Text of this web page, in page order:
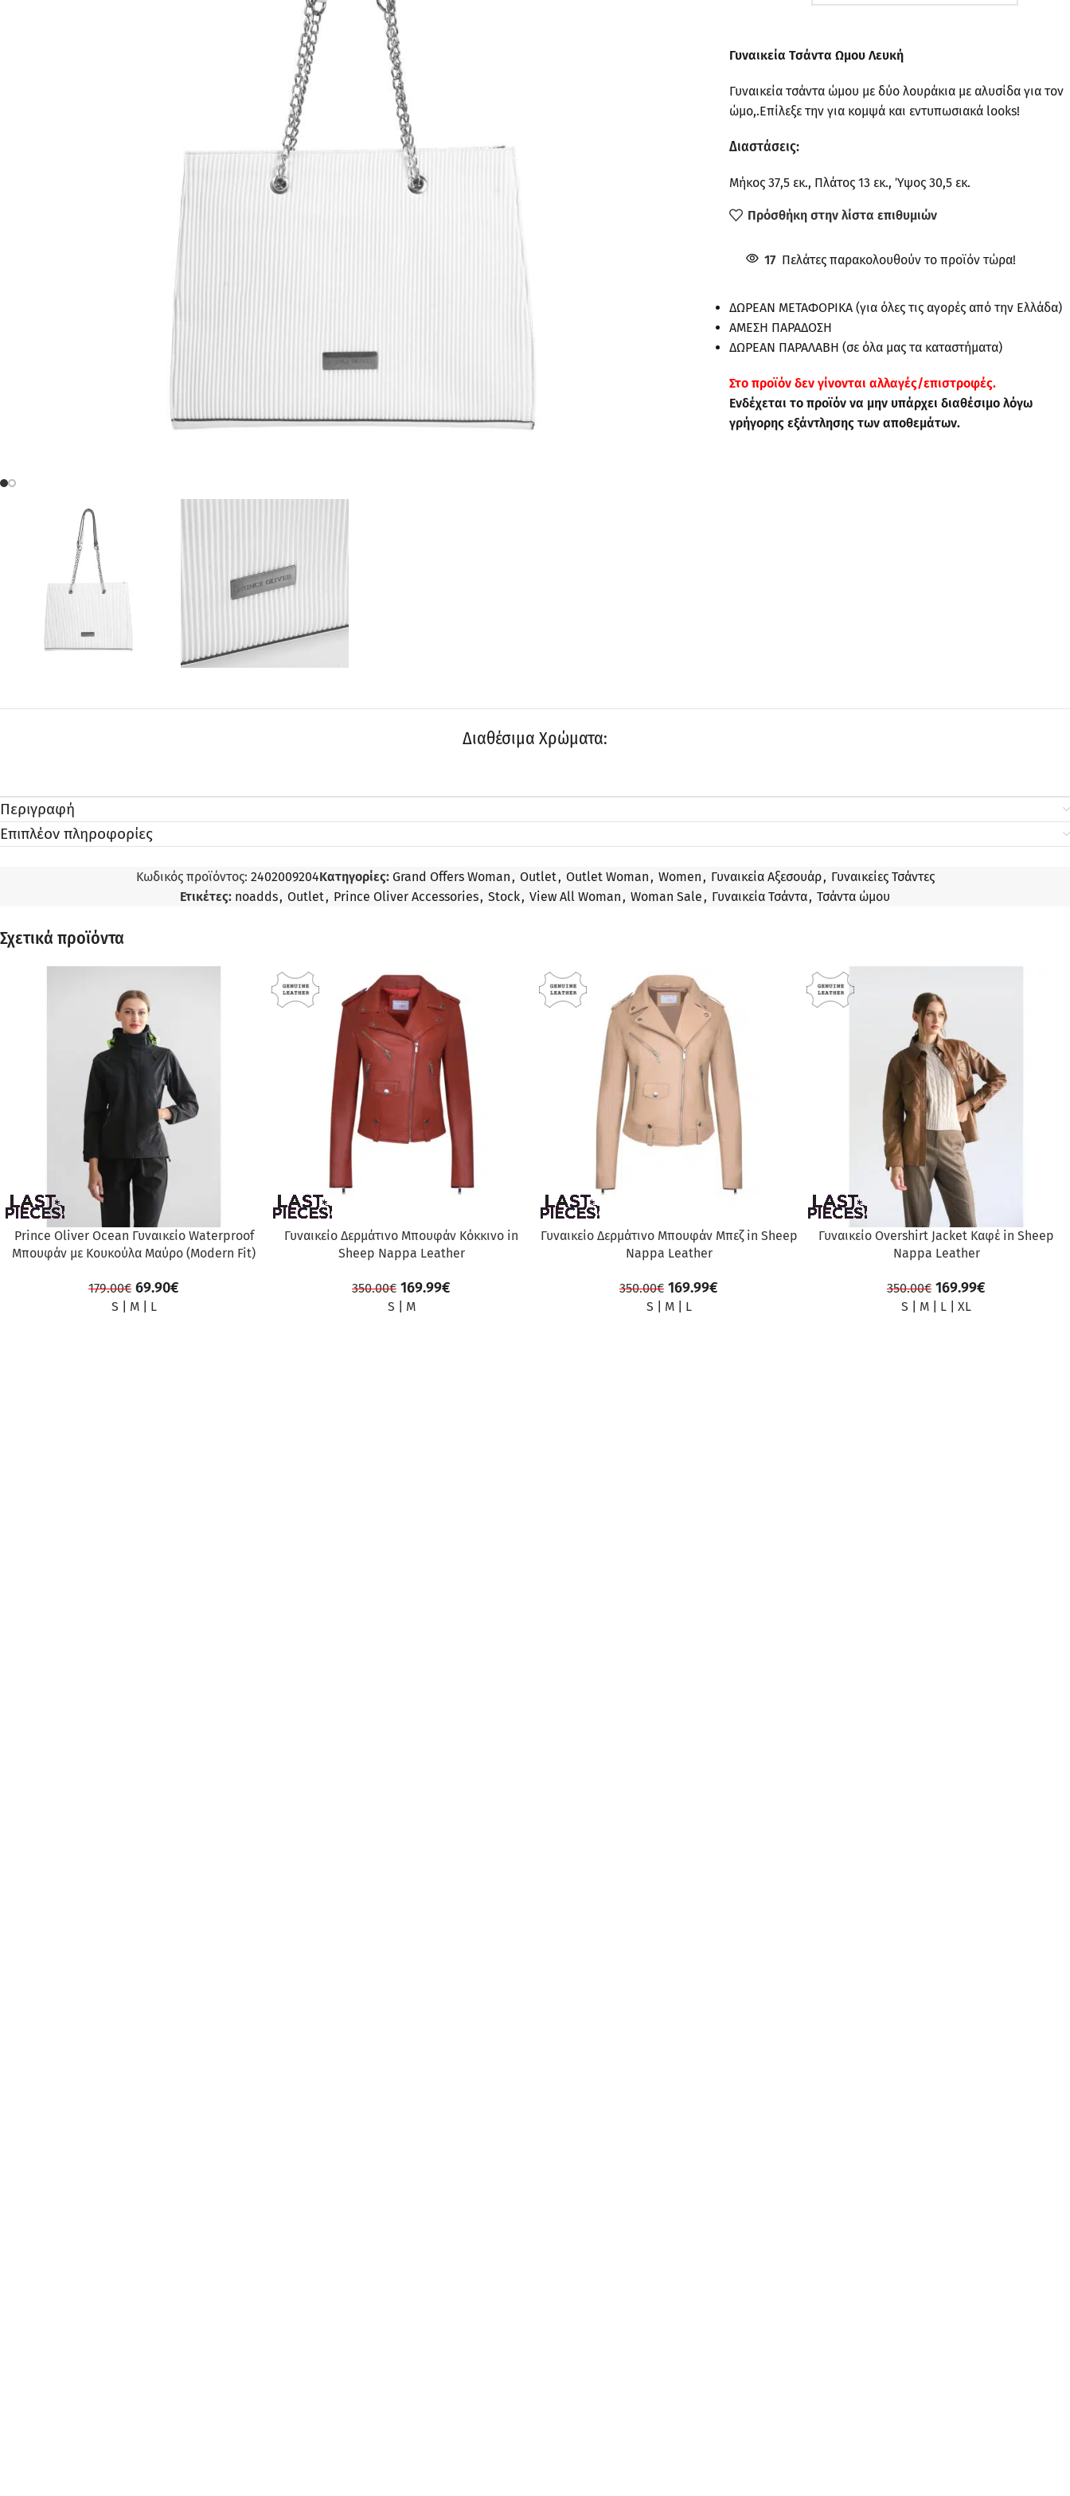
Γυναικεία Τσάντα Ωμου Λευκή
Γυναικεία τσάντα ώμου με δύο λουράκια με αλυσίδα για τον
ώμο,.Επίλεξε την για κομψά και εντυπωσιακά looks!
Διαστάσεις:
Μήκος 37,5 εκ., Πλάτος 13 εκ., Ύψος 30,5 εκ.
Πρόσθήκη στην λίστα επιθυμιών
17 Πελάτες παρακολουθούν το προϊόν τώρα!
ΔΩΡΕΑΝ ΜΕΤΑΦΟΡΙΚΑ (για όλες τις αγορές από την Ελλάδα)
ΑΜΕΣΗ ΠΑΡΑΔΟΣΗ
ΔΩΡΕΑΝ ΠΑΡΑΛΑΒΗ (σε όλα μας τα καταστήματα)
Στo προϊόν δεν γίνονται αλλαγές/επιστροφές.
Ενδέχεται το προϊόν να μην υπάρχει διαθέσιμο λόγω
γρήγορης εξάντλησης των αποθεμάτων.
Διαθέσιμα Χρώματα:
Περιγραφή
Επιπλέον πληροφορίες
Κωδικός προϊόντος: 2402009204Κατηγορίες: Grand Offers Woman , Outlet, Outlet Woman , Women , Γυναικεία Αξεσουάρ, Γυναικείες Τσάντες
Ετικέτες: noadds, Outlet, Prince Oliver Accessories, Stock, View All Woman , Woman Sale , Γυναικεία Τσάντα, Τσάντα ώμου
Σχετικά προϊόντα
Prince Oliver Ocean Γυναικείο Waterproof
Μπουφάν με Κουκούλα Μαύρο (Modern Fit)
179.00€ 69.90€
S M| L
ΠΡΟΣΦΟΡΆ
Γυναικείο Δερμάτινο Μπουφάν Κόκκινο in
Sheep Nappa Leather
350.00€ 169.99€
S M
ΠΡΟΣΦΟΡΆ
Γυναικείο Δερμάτινο Μπουφάν Μπεζ in Sheep
Nappa Leather
350.00€ 169.99€
S M| L
Γυναικείο Overshirt Jacket Καφέ in Sheep
Nappa Leather
350.00€ 169.99€
S M L XL